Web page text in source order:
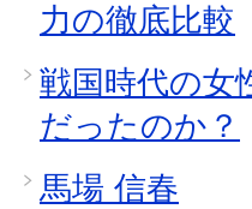
力の徹底比較
戦国時代の女
だったのか？
馬場 信春